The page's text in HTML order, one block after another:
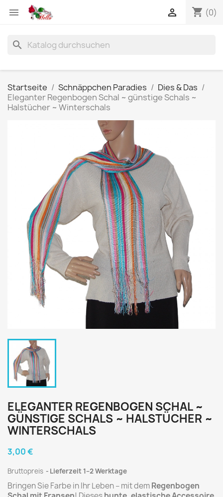
 shopping_cart (0)

search
Startseite Schnäppchen Paradies
Dies & Das
Eleganter Regenbogen Schal ~ günstige Schals ~
Halstücher ~ Winterschals
ELEGANTER REGENBOGEN SCHAL ~
GÜNSTIGE SCHALS ~ HALSTÜCHER ~
WINTERSCHALS
3,00 €
Bruttopreis Lieferzeit 1–2 Werktage
Bringen Sie Farbe in Ihr Leben – mit demRegenbogen